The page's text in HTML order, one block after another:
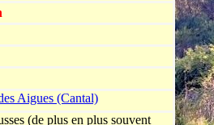
Aigues (Cantal)
(de plus en plus souvent